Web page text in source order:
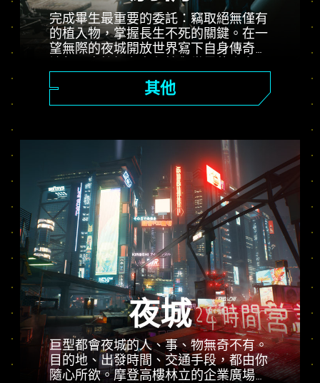
完成畢生最重要的委託：竊取絕無僅有
的植入物，掌握長生不死的關鍵。在一
望無際的夜城開放世界寫下自身傳奇，
接下五花八門的工作，從前途可期的傭
兵進階為傳奇電馭叛客，同時揭開引起
多方爭奪的無價植入物背後的謎團。
其他
夜城
巨型都會夜城的人、事、物無奇不有。
目的地、出發時間、交通手段，都由你
隨心所欲。摩登高樓林立的企業廣場、